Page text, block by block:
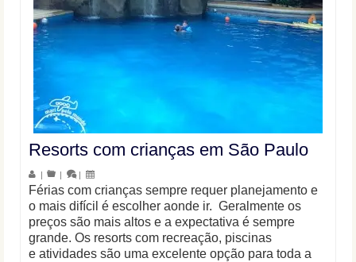
Resorts com crianças em São Paulo
| | |
Férias com crianças sempre requer planejamento e
o mais difícil é escolher aonde ir. Geralmente os
preços são mais altos e a expectativa é sempre
grande. Os resorts com recreação, piscinas
e atividades são uma excelente opção para toda a